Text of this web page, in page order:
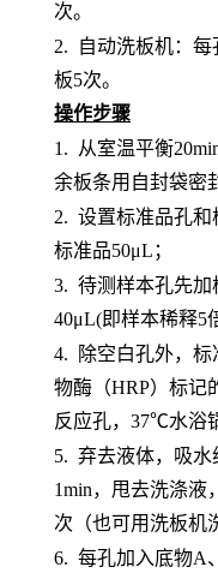
次。
2.
自动洗板机：
板5次。
操作步骤
1.
从室温平衡
余板条用自封袋密
2. 设置标准品孔和
标准品50μL；
3. 待测样本孔先加
40μL(即样本稀释5
4.
除空白孔外， 标
物酶（HRP）标记
反应孔，37℃水浴
5. 弃去液体，吸水
1min，甩去洗涤液
次（也可用洗板机
6. 每孔加入底物A